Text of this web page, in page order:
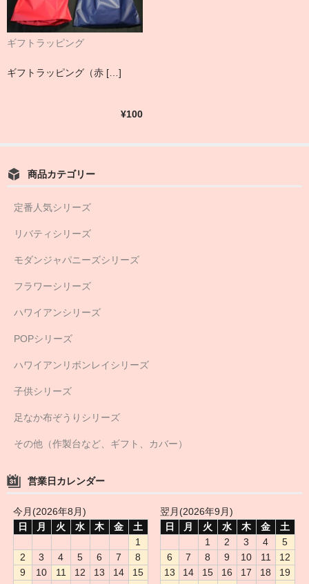
ギフトラッピング
ギフトラッピング（赤 […]
¥100
商品カテゴリー
定番人気シリーズ
リバティシリーズ
モダンジャパニーズシリーズ
フラワーシリーズ
ハワイアンシリーズ
POPシリーズ
ハワイアンリボンレイシリーズ
子供シリーズ
足なか布ぞうりシリーズ
その他（作製台など、ギフト、カバー）
営業日カレンダー
今月(2026年8月)
日
月 火 水 木 金
土
1
2
3 4 5 6 7
8
9
10 11 12 13 14
15
翌月(2026年9月)
日
月 火 水 木 金
土
1
2 3 4
5
6
7 8 9 10 11
12
13
14 15 16 17 18
19